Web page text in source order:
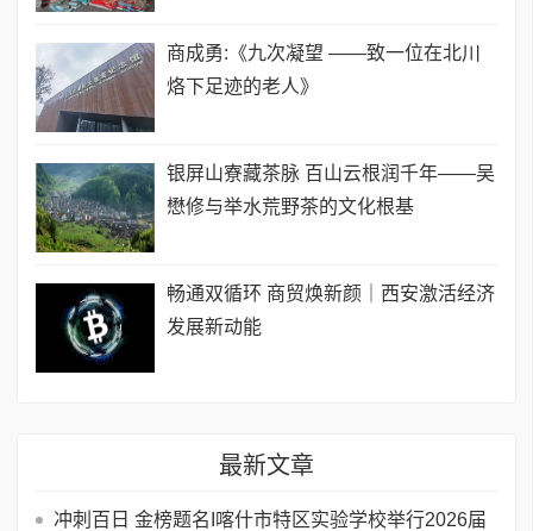
商成勇:《九次凝望 ——致一位在北川
烙下足迹的老人》
银屏山寮藏茶脉 百山云根润千年——吴
懋修与举水荒野茶的文化根基
畅通双循环 商贸焕新颜｜西安激活经济
发展新动能
最新文章
​冲刺百日 金榜题名I喀什市特区实验学校举行2026届